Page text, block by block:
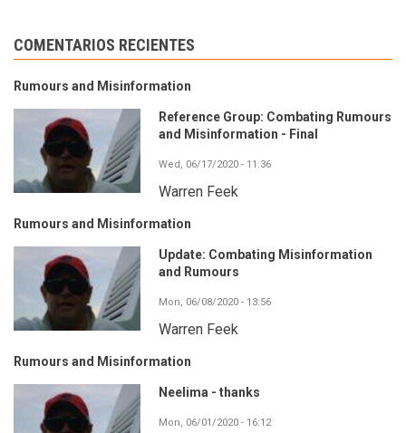
COMENTARIOS RECIENTES
Rumours and Misinformation
Reference Group: Combating Rumours
and Misinformation - Final
Wed, 06/17/2020 - 11:36
Warren Feek
Rumours and Misinformation
Update: Combating Misinformation
and Rumours
Mon, 06/08/2020 - 13:56
Warren Feek
Rumours and Misinformation
Neelima - thanks
Mon, 06/01/2020 - 16:12